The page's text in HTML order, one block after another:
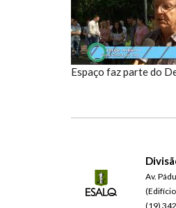
Espaço faz parte do
Av.
(Edifício
(19)